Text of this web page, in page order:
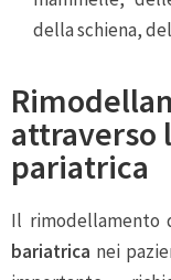
della schiena,
attraverso
pariatrica
Il rimodellamento
bariatrica nei